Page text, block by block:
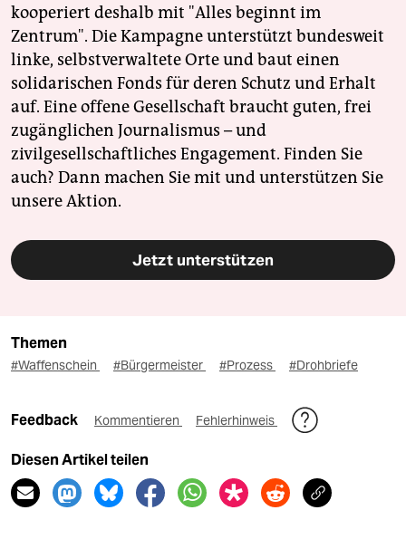
kooperiert deshalb mit "Alles beginnt im
Zentrum". Die Kampagne unterstützt bundesweit
linke, selbstverwaltete Orte und baut einen
solidarischen Fonds für deren Schutz und Erhalt
auf. Eine offene Gesellschaft braucht guten, frei
zugänglichen Journalismus – und
zivilgesellschaftliches Engagement. Finden Sie
auch? Dann machen Sie mit und unterstützen Sie
unsere Aktion.
Jetzt unterstützen
Themen
#Waffenschein #Bürgermeister #Prozess #Drohbriefe
Feedback Kommentieren Fehlerhinweis
Diesen Artikel teilen